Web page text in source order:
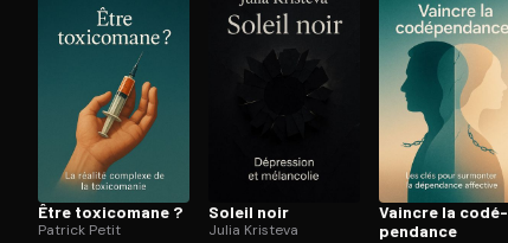
Être toxicomane ?
Patrick Petit
Soleil noir
Julia Kristeva
Vaincre la co­dé­
pen­dance